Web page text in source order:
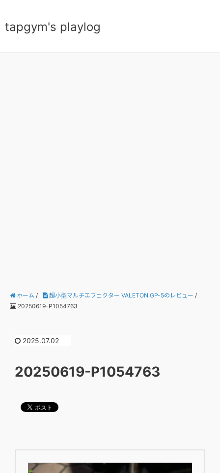
tapgym's playlog
ホーム / 超小型マルチエフェクター VALETON GP-5のレビュー /
20250619-P1054763
2025.07.02
20250619-P1054763